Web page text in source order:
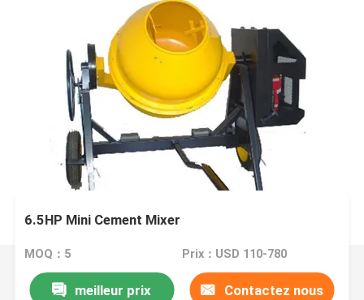
6.5HP Mini Cement Mixer
MOQ：5 Prix：USD 110-780
meilleur prix Contactez nous